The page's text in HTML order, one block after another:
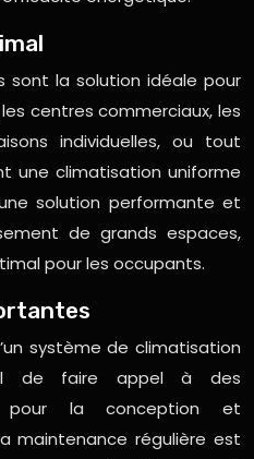
sont la solution idéale pour
centres commerciaux, les
individuelles, ou tout
une climatisation uniforme
solution performante et
de grands espaces,
pour les occupants.
système de climatisation
de faire appel à des
pour la conception et
maintenance régulière est